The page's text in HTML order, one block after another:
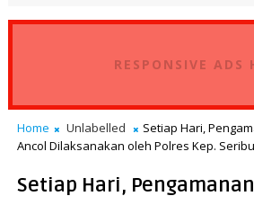
RESPONSIVE ADS
Home Unlabelled
Setiap Hari,
Ancol Dilaksanakan oleh Polres Kep. Seribu
Setiap Hari,